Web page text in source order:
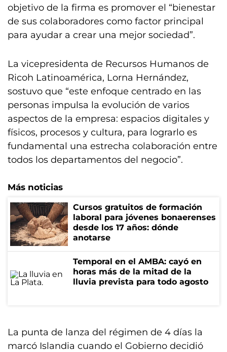
objetivo de la firma es promover el “bienestar
de sus colaboradores como factor principal
para ayudar a crear una mejor sociedad”.
La vicepresidenta de Recursos Humanos de
Ricoh Latinoamérica, Lorna Hernández,
sostuvo que “este enfoque centrado en las
personas impulsa la evolución de varios
aspectos de la empresa: espacios digitales y
físicos, procesos y cultura, para lograrlo es
fundamental una estrecha colaboración entre
todos los departamentos del negocio”.
Más noticias
Cursos gratuitos de formación
laboral para jóvenes bonaerenses
desde los 17 años: dónde
anotarse
Temporal en el AMBA: cayó en
horas más de la mitad de la
lluvia prevista para todo agosto
La punta de lanza del régimen de 4 días la
marcó Islandia cuando el Gobierno decidió